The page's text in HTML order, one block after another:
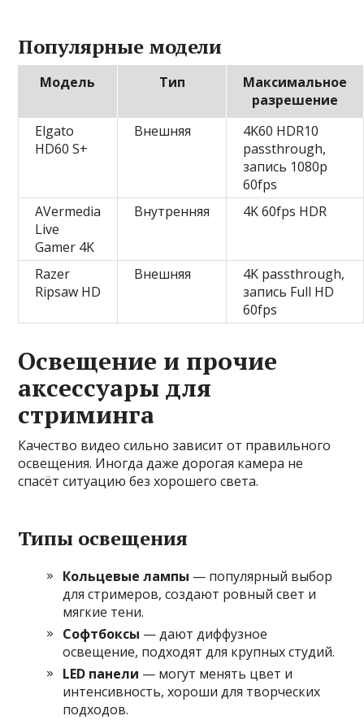
Популярные модели
Модель Тип
Максимальное
разрешение
Elgato
HD60 S+
Внешняя
4K60 HDR10
passthrough,
запись 1080p
60fps
AVermedia
Live
Gamer 4K
Внутренняя 4K 60fps HDR
Razer
Ripsaw HD
Внешняя
4K passthrough,
запись Full HD
60fps
Освещение и прочие
аксессуары для
стриминга
Качество видео сильно зависит от правильного
освещения. Иногда даже дорогая камера не
спасёт ситуацию без хорошего света.
Типы освещения
Кольцевые лампы — популярный выбор
для стримеров, создают ровный свет и
мягкие тени.
Софтбоксы — дают диффузное
освещение, подходят для крупных студий.
LED панели — могут менять цвет и
интенсивность, хороши для творческих
подходов.